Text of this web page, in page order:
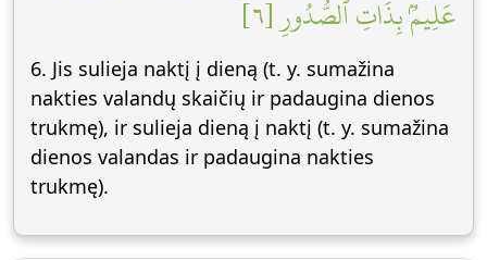
عَلِيمُۢ بِذَاتِ ٱلصُّدُورِ [٦]
6. Jis sulieja naktį į dieną (t. y. sumažina
nakties valandų skaičių ir padaugina dienos
trukmę), ir sulieja dieną į naktį (t. y. sumažina
dienos valandas ir padaugina nakties
trukmę).